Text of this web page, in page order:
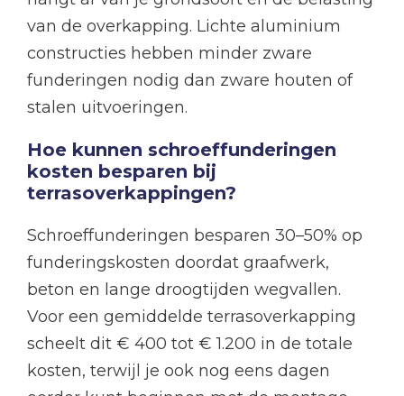
van de overkapping. Lichte aluminium
constructies hebben minder zware
funderingen nodig dan zware houten of
stalen uitvoeringen.
Hoe kunnen schroeffunderingen
kosten besparen bij
terrasoverkappingen?
Schroeffunderingen besparen 30–50% op
funderingskosten doordat graafwerk,
beton en lange droogtijden wegvallen.
Voor een gemiddelde terrasoverkapping
scheelt dit € 400 tot € 1.200 in de totale
kosten, terwijl je ook nog eens dagen